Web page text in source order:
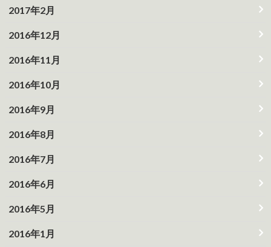
2017年2月
2016年12月
2016年11月
2016年10月
2016年9月
2016年8月
2016年7月
2016年6月
2016年5月
2016年1月